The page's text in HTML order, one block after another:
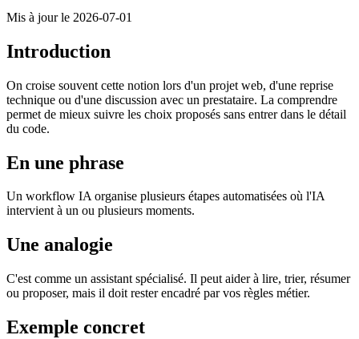
Mis à jour le 2026-07-01
Introduction
On croise souvent cette notion lors d'un projet web, d'une reprise
technique ou d'une discussion avec un prestataire. La comprendre
permet de mieux suivre les choix proposés sans entrer dans le détail
du code.
En une phrase
Un workflow IA organise plusieurs étapes automatisées où l'IA
intervient à un ou plusieurs moments.
Une analogie
C'est comme un assistant spécialisé. Il peut aider à lire, trier, résumer
ou proposer, mais il doit rester encadré par vos règles métier.
Exemple concret